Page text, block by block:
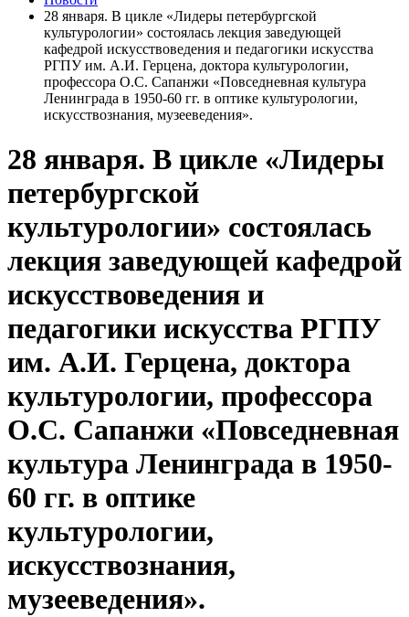
28 января. В цикле «Лидеры петербургской
культурологии» состоялась лекция заведующей
кафедрой искусствоведения и педагогики искусства
РГПУ им. А.И. Герцена, доктора культурологии,
профессора О.С. Сапанжи «Повседневная культура
Ленинграда в 1950-60 гг. в оптике культурологии,
искусствознания, музееведения».
28 января. В цикле «Лидеры
петербургской
культурологии» состоялась
лекция заведующей кафедрой
искусствоведения и
педагогики искусства РГПУ
им. А.И. Герцена, доктора
культурологии, профессора
О.С. Сапанжи «Повседневная
культура Ленинграда в 1950-
60 гг. в оптике
культурологии,
искусствознания,
музееведения».